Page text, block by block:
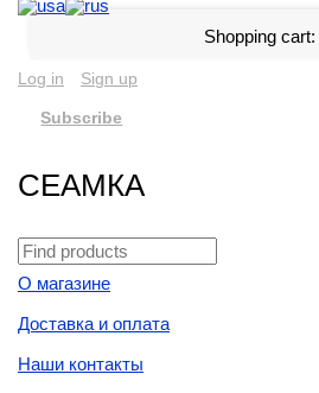
Shopping cart:
Log in Sign up
Subscribe
СЕАМКА
О магазине
Доставка и оплата
Наши контакты